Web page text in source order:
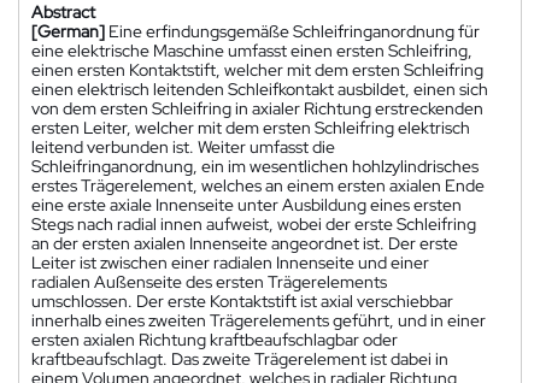
Abstract
[German] Eine erfindungsgemäße Schleifringanordnung für
eine elektrische Maschine umfasst einen ersten Schleifring,
einen ersten Kontaktstift, welcher mit dem ersten Schleifring
einen elektrisch leitenden Schleifkontakt ausbildet, einen sich
von dem ersten Schleifring in axialer Richtung erstreckenden
ersten Leiter, welcher mit dem ersten Schleifring elektrisch
leitend verbunden ist. Weiter umfasst die
Schleifringanordnung, ein im wesentlichen hohlzylindrisches
erstes Trägerelement, welches an einem ersten axialen Ende
eine erste axiale Innenseite unter Ausbildung eines ersten
Stegs nach radial innen aufweist, wobei der erste Schleifring
an der ersten axialen Innenseite angeordnet ist. Der erste
Leiter ist zwischen einer radialen Innenseite und einer
radialen Außenseite des ersten Trägerelements
umschlossen. Der erste Kontaktstift ist axial verschiebbar
innerhalb eines zweiten Trägerelements geführt, und in einer
ersten axialen Richtung kraftbeaufschlagbar oder
kraftbeaufschlagt. Das zweite Trägerelement ist dabei in
einem Volumen angeordnet, welches in radialer Richtung